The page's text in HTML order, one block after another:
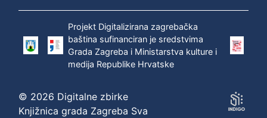
Projekt Digitalizirana zagrebačka
baština sufinanciran je sredstvima
Grada Zagreba i Ministarstva kulture i
medija Republike Hrvatske
© 2026 Digitalne zbirke
Knjižnica grada Zagreba Sva